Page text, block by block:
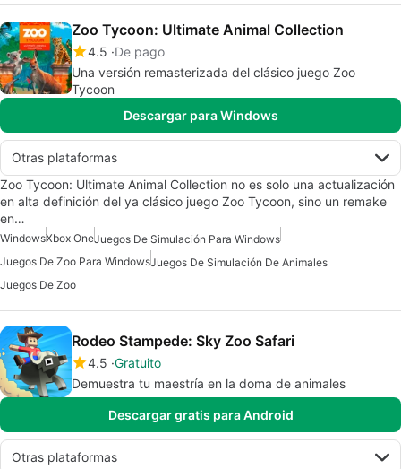
Zoo Tycoon: Ultimate Animal Collection
4.5 De pago
Una versión remasterizada del clásico juego Zoo
Tycoon
Descargar para Windows
Otras plataformas
Zoo Tycoon: Ultimate Animal Collection no es solo una actualización
en alta definición del ya clásico juego Zoo Tycoon, sino un remake
en…
WindowsXbox OneJuegos De Simulación Para Windows
Juegos De Zoo Para WindowsJuegos De Simulación De Animales
Juegos De Zoo
Rodeo Stampede: Sky Zoo Safari
4.5 Gratuito
Demuestra tu maestría en la doma de animales
Descargar gratis para Android
Otras plataformas